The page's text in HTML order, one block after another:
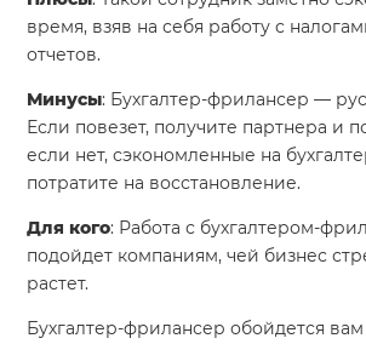
время, взяв на себя работу с
отчетов.
Минусы: Бухгалтер-фрилансер —
Если повезет, получите партнера и
если нет, сэкономленные на
потратите на восстановление.
Для кого: Работа с бухгалтером-
подойдет компаниям, чей бизнес
растет.
Бухгалтер-фрилансер обойдется